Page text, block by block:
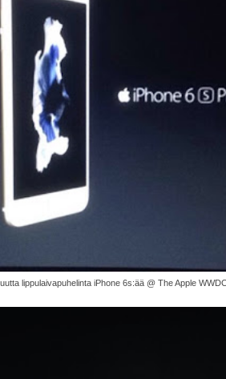
lippulaivapuhelinta iPhone 6s:ää @ The Apple